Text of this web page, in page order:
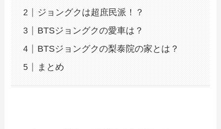
ジョングクは超庶民派！？
BTSジョングクの愛車は？
BTSジョングクの梨泰院の家とは？
まとめ